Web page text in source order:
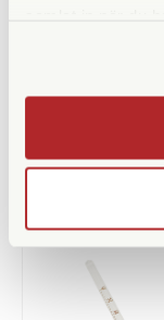
79 SEK